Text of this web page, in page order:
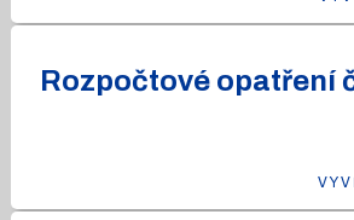
Rozpočtové opatření